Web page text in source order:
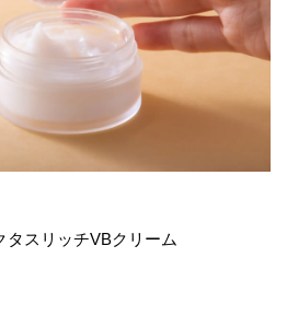
スリッチVBクリーム